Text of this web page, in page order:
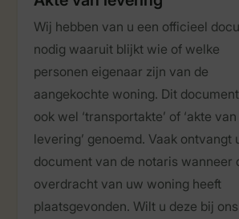
Wij hebben van u een officieel
nodig waaruit blijkt wie of welke
personen eigenaar zijn van de
aangekochte woning. Dit
ook wel ‘transportakte’ of ‘akte van
levering’ genoemd. Vaak ontvangt
document van de notaris wanneer
overdracht van uw woning heeft
plaatsgevonden. Wilt u deze bij ons